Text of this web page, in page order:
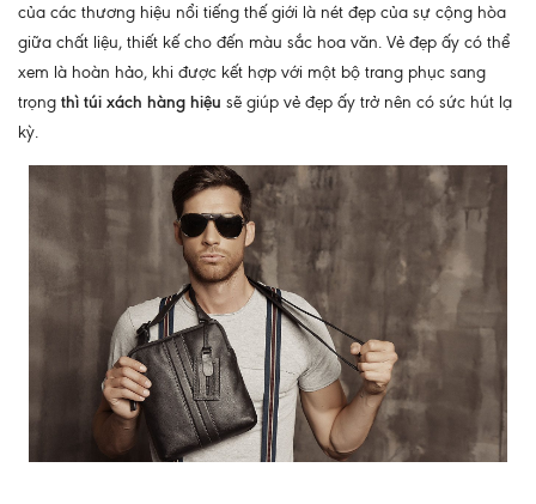
của các thương hiệu nổi tiếng thế giới là nét đẹp của sự cộng hòa
giữa chất liệu, thiết kế cho đến màu sắc hoa văn. Vẻ đẹp ấy có thể
xem là hoàn hảo, khi được kết hợp với một bộ trang phục sang
trọng thì túi xách hàng hiệu sẽ giúp vẻ đẹp ấy trở nên có sức hút lạ
kỳ.